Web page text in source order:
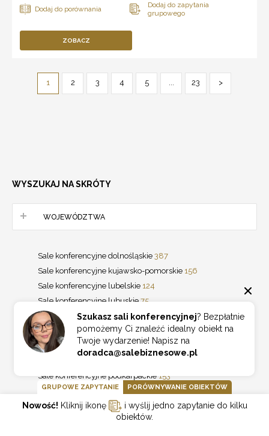
ZOBACZ
1 2 3 4 5 ... 23 >
WYSZUKAJ NA SKRÓTY
WOJEWÓDZTWA
Sale konferencyjne dolnośląskie 387
Sale konferencyjne kujawsko-pomorskie 156
Sale konferencyjne lubelskie 124
Sale konferencyjne lubuskie 75
Sale konferencyjne łódzkie192
Sale konferencyjne małopolskie640
Sale konferencyjne mazowieckie1002
Sale konferencyjne podkarpackie 153
Sale konferencyjne podlaskie77
Sale konferencyjne pomorskie295
Sale konferencyjne śląskie330
Szukasz sali konferencyjnej? Bezpłatnie
pomożemy Ci znaleźć idealny obiekt na
Twoje wydarzenie! Napisz na
doradca@salebiznesowe.pl
GRUPOWE ZAPYTANIE PORÓWNYWANIE OBIEKTÓW
Nowość! Kliknij ikonę
i wyślij jedno zapytanie do kilku
obiektów.